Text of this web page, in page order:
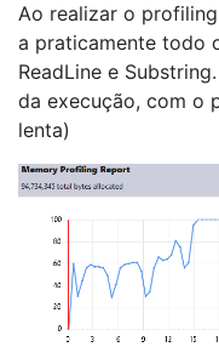
Ao realizar o
a praticamente todo
ReadLine e
da execução, com o
lenta)